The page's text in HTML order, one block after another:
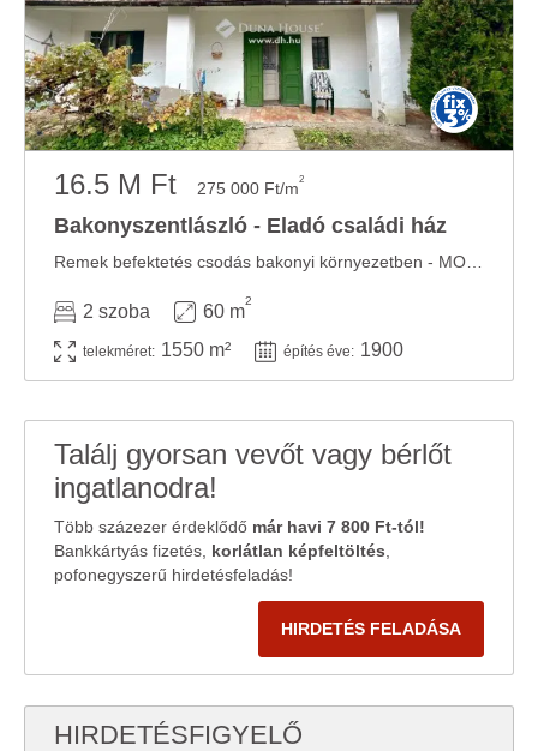
16.5 M Ft 275 000 Ft/m2
Bakonyszentlászló - Eladó családi ház
2 szoba 60 m
2
telekméret: 1550 m² építés éve: 1900
Találj gyorsan vevőt vagy bérlőt
ingatlanodra!
Több százezer érdeklődő már havi 7 800 Ft-tól!
Bankkártyás fizetés, korlátlan képfeltöltés
pofonegyszerű hirdetésfeladás!
HIRDETÉS FELADÁSA
HIRDETÉSFIGYELŐ